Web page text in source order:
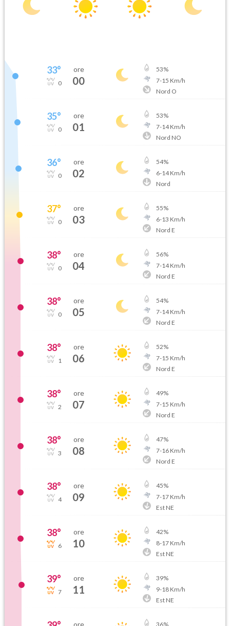
33°
0
ore
00
53%
7-15 Km/h
Nord O
35°
0
ore
01
53%
7-14Km/h
Nord NO
36°
0
ore
02
54%
6-14Km/h
Nord
37°
0
ore
03
55%
6-13 Km/h
Nord E
38°
0
ore
04
56%
7-14Km/h
Nord E
38°
0
ore
05
54%
7-14Km/h
Nord E
38°
1
ore
06
52%
7-15 Km/h
Nord E
38°
2
ore
07
49%
7-15 Km/h
Nord E
38°
3
ore
08
47%
7-16Km/h
Nord E
38°
4
ore
09
45%
7-17Km/h
Est NE
38°
6
ore
10
42%
8-17Km/h
Est NE
39°
7
ore
11
39%
9-18Km/h
Est NE
ore 36%